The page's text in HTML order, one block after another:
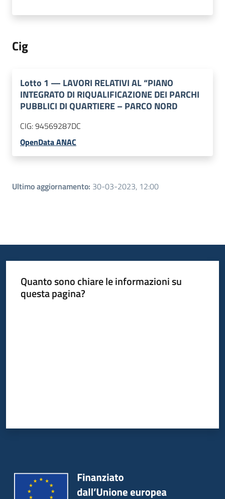
Cig
Lotto 1 — LAVORI RELATIVI AL “PIANO
INTEGRATO DI RIQUALIFICAZIONE DEI PARCHI
PUBBLICI DI QUARTIERE – PARCO NORD
CIG:94569287DC
OpenData ANAC
Ultimo aggiornamento: 30-03-2023, 12:00
Quanto sono chiare le informazioni su
questa pagina?